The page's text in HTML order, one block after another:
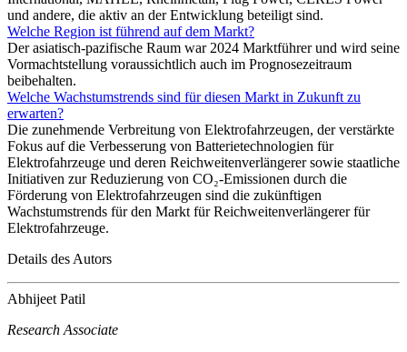
und andere, die aktiv an der Entwicklung beteiligt sind.
Welche Region ist führend auf dem Markt?
Der asiatisch-pazifische Raum war 2024 Marktführer und wird seine
Vormachtstellung voraussichtlich auch im Prognosezeitraum
beibehalten.
Welche Wachstumstrends sind für diesen Markt in Zukunft zu
erwarten?
Die zunehmende Verbreitung von Elektrofahrzeugen, der verstärkte
Fokus auf die Verbesserung von Batterietechnologien für
Elektrofahrzeuge und deren Reichweitenverlängerer sowie staatliche
Initiativen zur Reduzierung von CO₂-Emissionen durch die
Förderung von Elektrofahrzeugen sind die zukünftigen
Wachstumstrends für den Markt für Reichweitenverlängerer für
Elektrofahrzeuge.
Details des Autors
Abhijeet Patil
Research Associate